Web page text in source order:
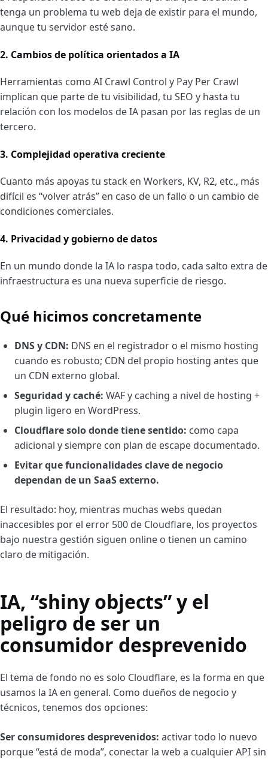
tenga un problema tu web deja de existir para el mundo,
aunque tu servidor esté sano.
2. Cambios de política orientados a IA
Herramientas como AI Crawl Control y Pay Per Crawl
implican que parte de tu visibilidad, tu SEO y hasta tu
relación con los modelos de IA pasan por las reglas de un
tercero.
3. Complejidad operativa creciente
Cuanto más apoyas tu stack en Workers, KV, R2, etc., más
difícil es “volver atrás” en caso de un fallo o un cambio de
condiciones comerciales.
4. Privacidad y gobierno de datos
En un mundo donde la IA lo raspa todo, cada salto extra de
infraestructura es una nueva superficie de riesgo.
Qué hicimos concretamente
DNS y CDN: DNS en el registrador o el mismo hosting
cuando es robusto; CDN del propio hosting antes que
un CDN externo global.
Seguridad y caché: WAF y caching a nivel de hosting +
plugin ligero en WordPress.
Cloudflare solo donde tiene sentido: como capa
adicional y siempre con plan de escape documentado.
Evitar que funcionalidades clave de negocio
dependan de un SaaS externo.
El resultado: hoy, mientras muchas webs quedan
inaccesibles por el error 500 de Cloudflare, los proyectos
bajo nuestra gestión siguen online o tienen un camino
claro de mitigación.
IA, “shiny objects” y el
peligro de ser un
consumidor desprevenido
El tema de fondo no es solo Cloudflare, es la forma en que
usamos la IA en general. Como dueños de negocio y
técnicos, tenemos dos opciones:
Ser consumidores desprevenidos: activar todo lo nuevo
porque “está de moda”, conectar la web a cualquier API sin